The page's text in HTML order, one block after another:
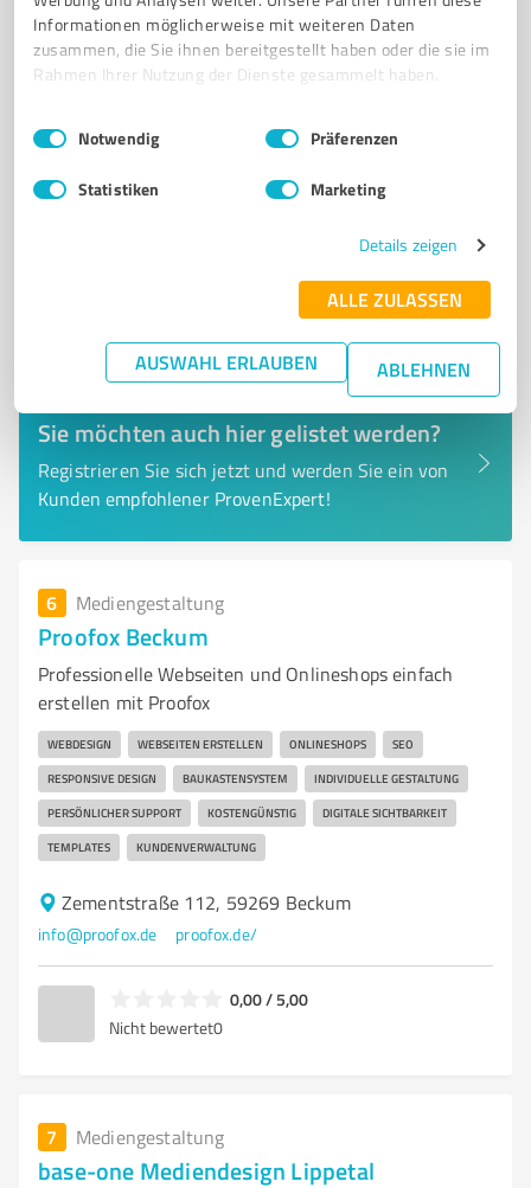
Informationen möglicherweise mit weiteren Daten
zusammen, die Sie ihnen bereitgestellt haben oder die sie im
Rahmen Ihrer Nutzung der Dienste gesammelt haben.
Impressum Datenschutzbestimmungen
Einwilligungsauswahl
Notwendig Präferenzen
Statistiken Marketing
Details zeigen
ALLE ZULASSEN
AUSWAHL ERLAUBEN ABLEHNEN
Friedrich-Ebert-Straße 15, 59302 Oelde
info@dapohy.de dapohy.de/
Nicht bewertet
Sie möchten auch hier gelistet werden?
Registrieren Sie sich jetzt und werden Sie ein von
Kunden empfohlener ProvenExpert!
6 Mediengestaltung
Proofox Beckum
Professionelle Webseiten und Onlineshops einfach
erstellen mit Proofox
WEBDESIGN WEBSEITEN ERSTELLEN ONLINESHOPS SEO
RESPONSIVE DESIGN BAUKASTENSYSTEM INDIVIDUELLE GESTALTUNG
PERSÖNLICHER SUPPORT KOSTENGÜNSTIG DIGITALE SICHTBARKEIT
TEMPLATES KUNDENVERWALTUNG
Zementstraße 112, 59269 Beckum
info@proofox.de proofox.de/
0,00 / 5,00
Nicht bewertet0
7 Mediengestaltung
base-one Mediendesign Lippetal